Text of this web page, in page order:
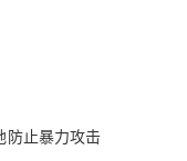
防止暴力攻击